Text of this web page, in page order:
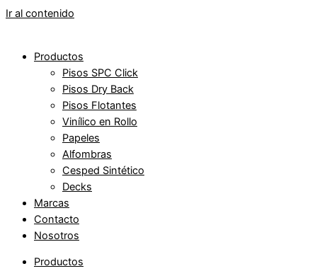
Ir al contenido
Productos
Pisos SPC Click
Pisos Dry Back
Pisos Flotantes
Vinílico en Rollo
Papeles
Alfombras
Cesped Sintético
Decks
Marcas
Contacto
Nosotros
Productos